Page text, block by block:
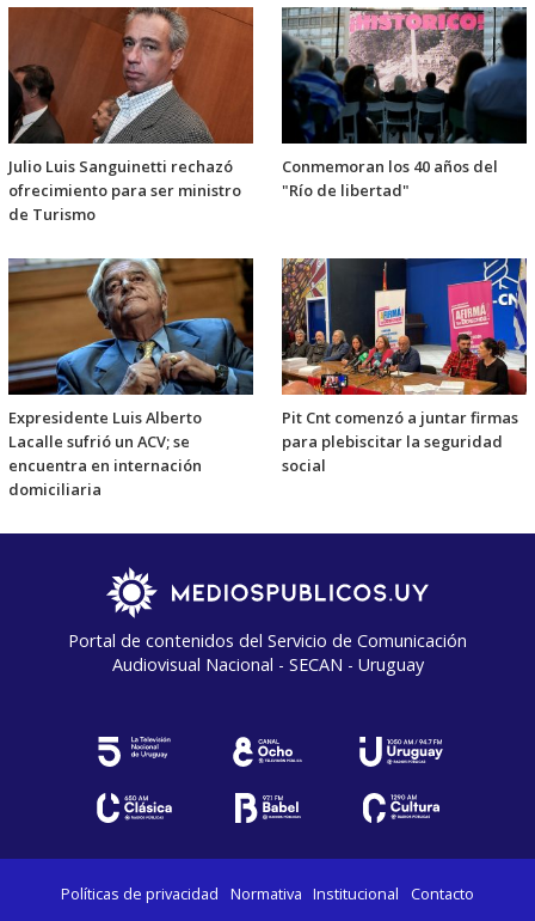
Julio Luis Sanguinetti rechazó
ofrecimiento para ser ministro
de Turismo
Conmemoran los 40 años del
"Río de libertad"
Expresidente Luis Alberto
Lacalle sufrió un ACV; se
encuentra en internación
domiciliaria
Pit Cnt comenzó a juntar firmas
para plebiscitar la seguridad
social
Portal de contenidos del Servicio de Comunicación
Audiovisual Nacional - SECAN - Uruguay
Políticas de privacidad Normativa Institucional Contacto